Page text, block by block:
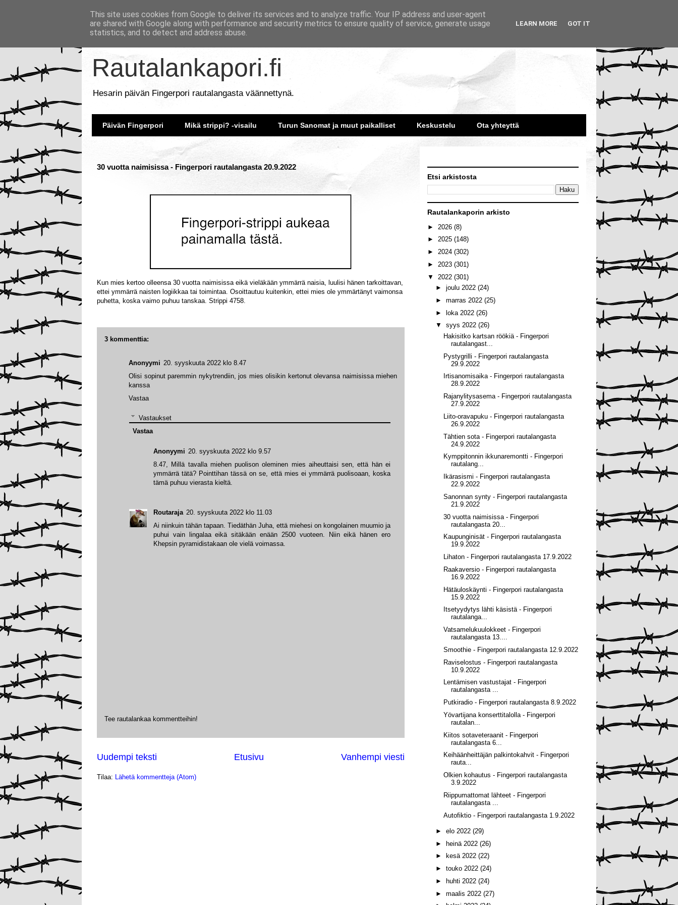
Rautalankapori.fi
Hesarin päivän Fingerpori rautalangasta väännettynä.
Päivän Fingerpori Mikä strippi? -visailu Turun Sanomat ja muut paikalliset Keskustelu Ota yhteyttä
30 vuotta naimisissa - Fingerpori rautalangasta 20.9.2022
Kun mies kertoo olleensa 30 vuotta naimisissa eikä vieläkään ymmärrä naisia, luulisi hänen tarkoittavan,
ettei ymmärrä naisten logiikkaa tai toimintaa. Osoittautuu kuitenkin, ettei mies ole ymmärtänyt vaimonsa
puhetta, koska vaimo puhuu tanskaa. Strippi 4758.
3 kommenttia:
Anonyymi 20. syyskuuta 2022 klo 8.47
Olisi sopinut paremmin nykytrendiin, jos mies olisikin kertonut olevansa naimisissa miehen
kanssa
Vastaa
Vastaukset
Anonyymi 20. syyskuuta 2022 klo 9.57
8.47, Millä tavalla miehen puolison oleminen mies aiheuttaisi sen, että hän ei
ymmärrä tätä? Pointtihan tässä on se, että mies ei ymmärrä puolisoaan, koska
tämä puhuu vierasta kieltä.
Routaraja 20. syyskuuta 2022 klo 11.03
Ai niinkuin tähän tapaan. Tiedäthän Juha, että miehesi on kongolainen muumio ja
puhui vain lingalaa eikä sitäkään enään 2500 vuoteen. Niin eikä hänen ero
Khepsin pyramidistakaan ole vielä voimassa.
Vastaa
Tee rautalankaa kommentteihin!
Uudempi teksti Vanhempi viesti
Etusivu
Tilaa: Lähetä kommentteja (Atom)
Etsi arkistosta
Rautalankaporin arkisto
► 2026 (8)
► 2025 (148)
► 2024 (302)
► 2023 (301)
▼ 2022 (301)
► joulu 2022 (24)
► marras 2022 (25)
► loka 2022 (26)
▼ syys 2022 (26)
Hakisitko kartsan röökiä - Fingerpori
rautalangast...
Pystygrilli - Fingerpori rautalangasta
29.9.2022
Irtisanomisaika - Fingerpori rautalangasta
28.9.2022
Rajanylitysasema - Fingerpori rautalangasta
27.9.2022
Liito-oravapuku - Fingerpori rautalangasta
26.9.2022
Tähtien sota - Fingerpori rautalangasta
24.9.2022
Kymppitonnin ikkunaremontti - Fingerpori
rautalang...
Ikärasismi - Fingerpori rautalangasta
22.9.2022
Sanonnan synty - Fingerpori rautalangasta
21.9.2022
30 vuotta naimisissa - Fingerpori
rautalangasta 20...
Kaupunginisät - Fingerpori rautalangasta
19.9.2022
Lihaton - Fingerpori rautalangasta 17.9.2022
Raakaversio - Fingerpori rautalangasta
16.9.2022
Hätäuloskäynti - Fingerpori rautalangasta
15.9.2022
Itsetyydytys lähti käsistä - Fingerpori
rautalanga...
Vatsamelukuulokkeet - Fingerpori
rautalangasta 13....
Smoothie - Fingerpori rautalangasta 12.9.2022
Raviselostus - Fingerpori rautalangasta
10.9.2022
Lentämisen vastustajat - Fingerpori
rautalangasta ...
Putkiradio - Fingerpori rautalangasta 8.9.2022
Yövartijana konserttitalolla - Fingerpori
rautalan...
Kiitos sotaveteraanit - Fingerpori
rautalangasta 6...
Keihäänheittäjän palkintokahvit - Fingerpori
rauta...
Olkien kohautus - Fingerpori rautalangasta
3.9.2022
Riippumattomat lähteet - Fingerpori
rautalangasta ...
Autofiktio - Fingerpori rautalangasta 1.9.2022
► elo 2022 (29)
► heinä 2022 (26)
►
kesä 2022 (22)
► touko 2022 (24)
►
huhti 2022 (24)
► maalis 2022 (27)
This site uses cookies from Google to deliver its services and to analyze traffic. Your IP address and user-agent
are shared with Google along with performance and security metrics to ensure quality of service, generate usage
statistics, and to detect and address abuse.
LEARN MORE GOT IT